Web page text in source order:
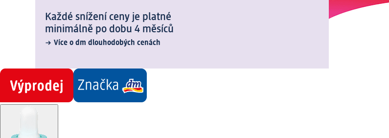
Každé snížení ceny je platné
minimálně po dobu 4 měsíců
Více o dm dlouhodobých cenách